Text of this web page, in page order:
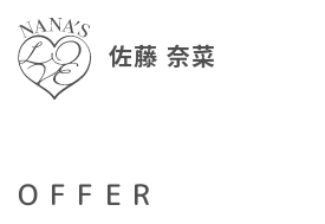
佐藤 奈菜
OFFER